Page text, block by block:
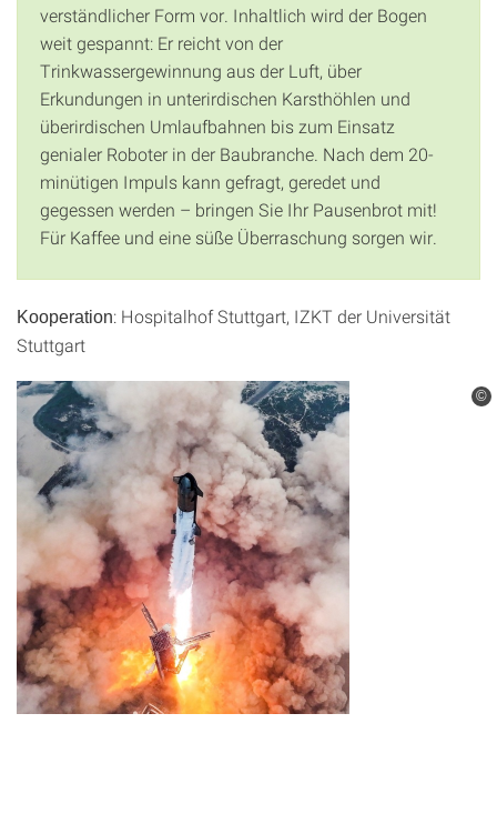
verständlicher Form vor. Inhaltlich wird der Bogen
weit gespannt: Er reicht von der
Trinkwassergewinnung aus der Luft, über
Erkundungen in unterirdischen Karsthöhlen und
überirdischen Umlaufbahnen bis zum Einsatz
genialer Roboter in der Baubranche. Nach dem 20-
minütigen Impuls kann gefragt, geredet und
gegessen werden – bringen Sie Ihr Pausenbrot mit!
Für Kaffee und eine süße Überraschung sorgen wir.
Kooperation: Hospitalhof Stuttgart, IZKT der Universität
Stuttgart
©